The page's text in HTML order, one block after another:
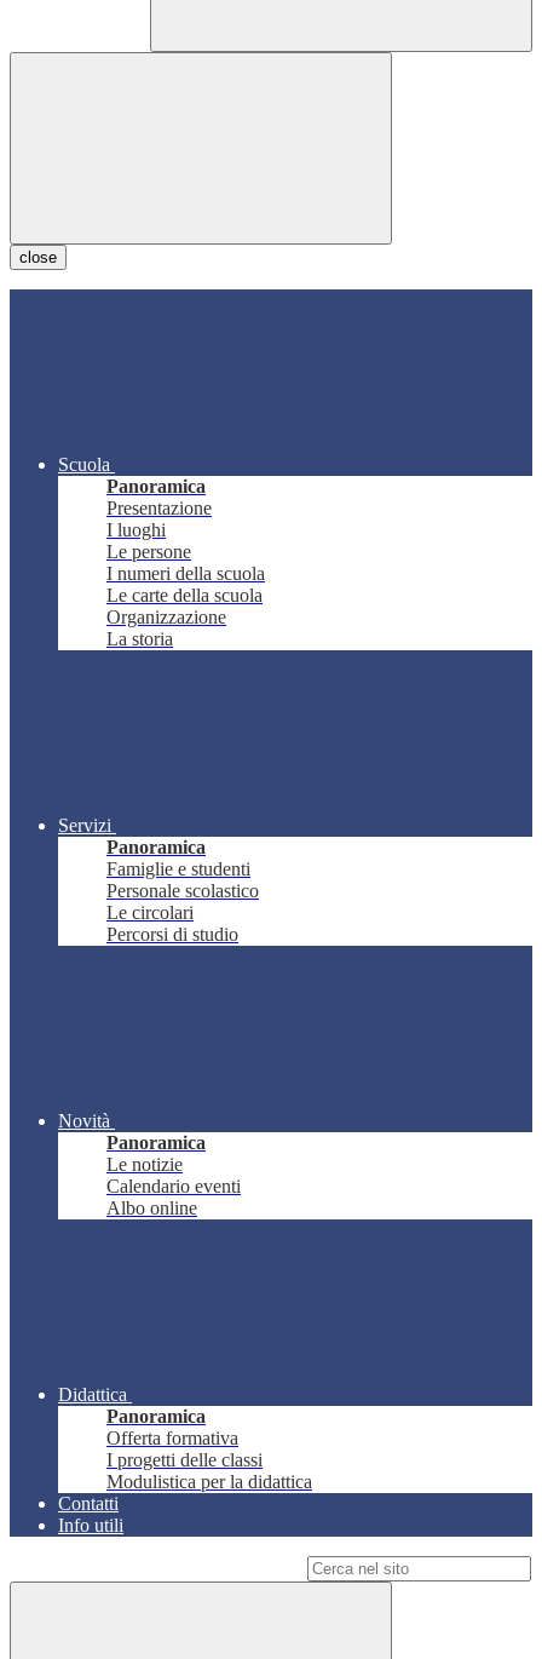
close
Scuola
Panoramica
Presentazione
I luoghi
Le persone
I numeri della scuola
Le carte della scuola
Organizzazione
La storia
Servizi
Panoramica
Famiglie e studenti
Personale scolastico
Le circolari
Percorsi di studio
Novità
Panoramica
Le notizie
Calendario eventi
Albo online
Didattica
Panoramica
Offerta formativa
I progetti delle classi
Modulistica per la didattica
Contatti
Info utili